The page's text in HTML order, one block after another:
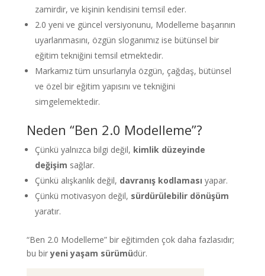
zamirdir, ve kişinin kendisini temsil eder.
2.0 yeni ve güncel versiyonunu, Modelleme başarının
uyarlanmasını, özgün sloganımız ise bütünsel bir
eğitim tekniğini temsil etmektedir.
Markamız tüm unsurlarıyla özgün, çağdaş, bütünsel
ve özel bir eğitim yapısını ve tekniğini
simgelemektedir.
Neden “Ben 2.0 Modelleme”?
Çünkü yalnızca bilgi değil, kimlik düzeyinde
değişim sağlar.
Çünkü alışkanlık değil, davranış kodlaması yapar.
Çünkü motivasyon değil, sürdürülebilir dönüşüm
yaratır.
“Ben 2.0 Modelleme” bir eğitimden çok daha fazlasıdır;
bu biryeni yaşam sürümüdür.